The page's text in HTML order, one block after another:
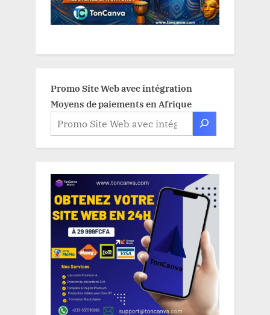
Promo Site Web avec intégration
Moyens de paiements en Afrique